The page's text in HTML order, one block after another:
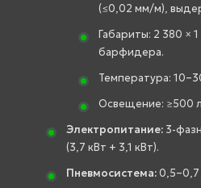
(≤0,02 мм/м),
Габариты: 2 380 ×
барфидера.
Температура:
Освещение: ≥500
Электропитание: 3-
(3,7 кВт + 3,1 кВт).
Пневмосистема: 0,5–0,7